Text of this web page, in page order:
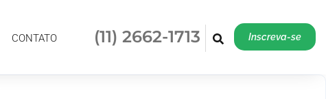
(11) 2662-1713 Inscreva-se
CONTATO (11) 2662-1713 Inscreva-se